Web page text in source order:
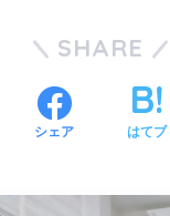
SHARE
シェア はてブ